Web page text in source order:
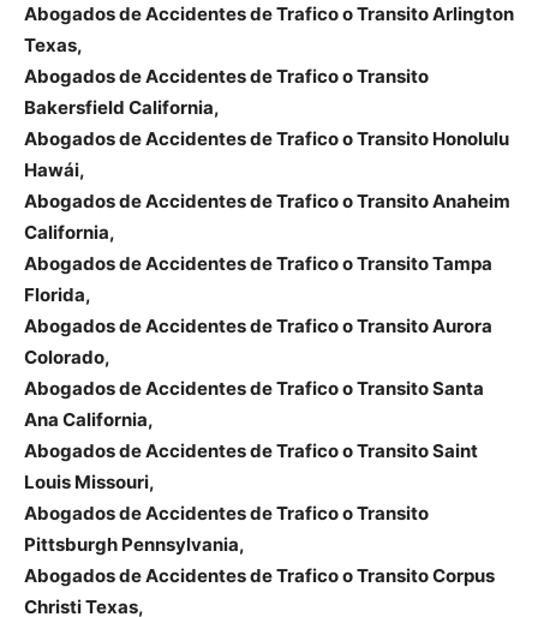
Abogados de Accidentes de Trafico o Transito Arlington
Texas,
Abogados de Accidentes de Trafico o Transito
Bakersfield California,
Abogados de Accidentes de Trafico o Transito Honolulu
Hawái,
Abogados de Accidentes de Trafico o Transito Anaheim
California,
Abogados de Accidentes de Trafico o Transito Tampa
Florida,
Abogados de Accidentes de Trafico o Transito Aurora
Colorado,
Abogados de Accidentes de Trafico o Transito Santa
Ana California,
Abogados de Accidentes de Trafico o Transito Saint
Louis Missouri,
Abogados de Accidentes de Trafico o Transito
Pittsburgh Pennsylvania,
Abogados de Accidentes de Trafico o Transito Corpus
Christi Texas,